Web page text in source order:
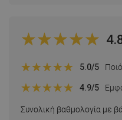
Συνολική βαθμολογία με
5.0/5
4.9/5